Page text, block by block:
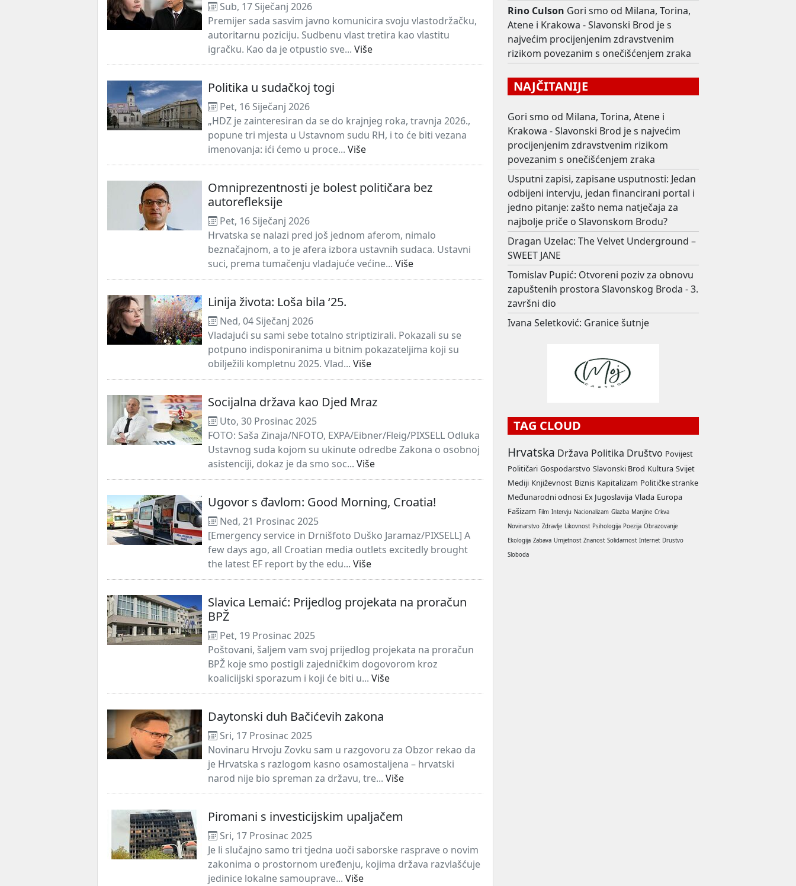
Sub, 17 Siječanj 2026
Premijer sada sasvim javno komunicira svoju vlastodržačku,
autoritarnu poziciju. Sudbenu vlast tretira kao vlastitu
igračku. Kao da je otpustio sve... Više
Politika u sudačkoj togi
Pet, 16 Siječanj 2026
„HDZ je zainteresiran da se do krajnjeg roka, travnja 2026.,
popune tri mjesta u Ustavnom sudu RH, i to će biti vezana
imenovanja: ići ćemo u proce... Više
Omniprezentnosti je bolest političara bez
autorefleksije
Pet, 16 Siječanj 2026
Hrvatska se nalazi pred još jednom aferom, nimalo
beznačajnom, a to je afera izbora ustavnih sudaca. Ustavni
suci, prema tumačenju vladajuće većine... Više
Linija života: Loša bila ‘25.
Ned, 04 Siječanj 2026
Vladajući su sami sebe totalno striptizirali. Pokazali su se
potpuno indisponiranima u bitnim pokazateljima koji su
obilježili kompletnu 2025. Vlad... Više
Socijalna država kao Djed Mraz
Uto, 30 Prosinac 2025
FOTO: Saša Zinaja/NFOTO, EXPA/Eibner/Fleig/PIXSELL Odluka
Ustavnog suda kojom su ukinute odredbe Zakona o osobnoj
asistenciji, dokaz je da smo soc... Više
Ugovor s đavlom: Good Morning, Croatia!
Ned, 21 Prosinac 2025
[Emergency service in Drnišfoto Duško Jaramaz/PIXSELL] A
few days ago, all Croatian media outlets excitedly brought
the latest EF report by the edu... Više
Slavica Lemaić: Prijedlog projekata na proračun
BPŽ
Pet, 19 Prosinac 2025
Poštovani, šaljem vam svoj prijedlog projekata na proračun
BPŽ koje smo postigli zajedničkim dogovorom kroz
koaliciijski sporazum i koji će biti u... Više
Daytonski duh Bačićevih zakona
Sri, 17 Prosinac 2025
Novinaru Hrvoju Zovku sam u razgovoru za Obzor rekao da
je Hrvatska s razlogom kasno osamostaljena – hrvatski
narod nije bio spreman za državu, tre... Više
Piromani s investicijskim upaljačem
Sri, 17 Prosinac 2025
Je li slučajno samo tri tjedna uoči saborske rasprave o novim
zakonima o prostornom uređenju, kojima država razvlašćuje
jedinice lokalne samouprave... Više
Rino Culson Gori smo od Milana, Torina,
Atene i Krakowa - Slavonski Brod je s
najvećim procijenjenim zdravstvenim
rizikom povezanim s onečišćenjem zraka
NAJČITANIJE
Gori smo od Milana, Torina, Atene i
Krakowa - Slavonski Brod je s najvećim
procijenjenim zdravstvenim rizikom
povezanim s onečišćenjem zraka
Usputni zapisi, zapisane usputnosti: Jedan
odbijeni intervju, jedan financirani portal i
jedno pitanje: zašto nema natječaja za
najbolje priče o Slavonskom Brodu?
Dragan Uzelac: The Velvet Underground –
SWEET JANE
Tomislav Pupić: Otvoreni poziv za obnovu
zapuštenih prostora Slavonskog Broda - 3.
završni dio
Ivana Seletković: Granice šutnje
TAG CLOUD
Hrvatska Država Politika Društvo Povijest
Političari Gospodarstvo Slavonski Brod Kultura Svijet
Mediji Književnost Biznis Kapitalizam Političke stranke
Međunarodni odnosi Ex Jugoslavija Vlada Europa
Fašizam Film Intervju Nacionalizam Glazba Manjine Crkva
Novinarstvo Zdravlje Likovnost Psihologija Poezija Obrazovanje
Ekologija Zabava Umjetnost Znanost Solidarnost Internet Drustvo
Sloboda